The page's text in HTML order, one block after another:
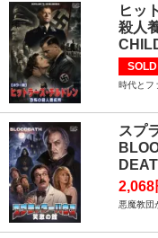
ヒッ
殺人
時代とフ
スプ
2,068
悪魔教団